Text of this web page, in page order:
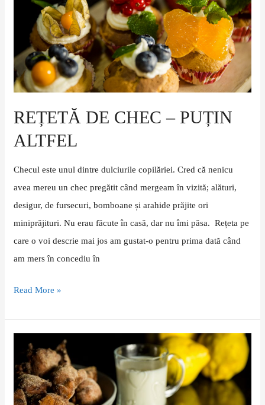
REȚETĂ DE CHEC – PUȚIN
ALTFEL
Checul este unul dintre dulciurile copilăriei. Cred că nenicu
avea mereu un chec pregătit când mergeam în vizită; alături,
desigur, de fursecuri, bomboane și arahide prăjite ori
miniprăjituri. Nu erau făcute în casă, dar nu îmi păsa. Rețeta pe
care o voi descrie mai jos am gustat-o pentru prima dată când
am mers în concediu în
altfel
Read More »
Gogoși
gutui